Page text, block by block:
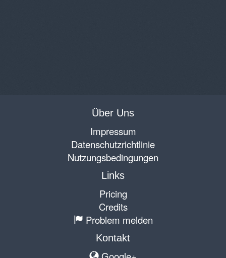
Über Uns
Impressum
Datenschutzrichtlinie
Nutzungsbedingungen
Links
Pricing
Credits
Problem melden
Kontakt